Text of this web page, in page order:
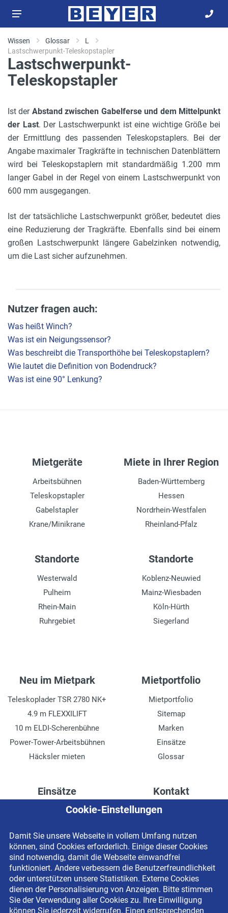
Wissen Glossar
L
Lastschwerpunkt-Teleskopstapler
Lastschwerpunkt-
Teleskopstapler
Ist der Abstand zwischen Gabelferse und dem Mittelpunkt
der Last. Der Lastschwerpunkt ist eine wichtige Größe bei
der Ermittlung des passenden Teleskopstaplers. Bei der
Angabe maximaler Tragkräfte in technischen Datenblättern
wird bei Teleskopstaplern mit standardmäßig 1.200 mm
langer Gabel in der Regel von einem Lastschwerpunkt von
600 mm ausgegangen.
Ist der tatsächliche Lastschwerpunkt größer, bedeutet dies
eine Reduzierung der Tragkräfte. Ebenfalls sind bei einem
großen Lastschwerpunkt längere Gabelzinken notwendig,
um die Last sicher aufzunehmen.
Nutzer fragen auch:
Was heißt Winch?
Was ist ein Neigungssensor?
Was beschreibt die Transporthöhe bei Teleskopstaplern?
Wie lautet die Definition von Bodendruck?
Was ist eine 90° Lenkung?
Mietgeräte
Arbeitsbühnen
Teleskopstapler
Gabelstapler
Krane/Minikrane
Miete in Ihrer Region
Baden-Württemberg
Hessen
Nordrhein-Westfalen
Rheinland-Pfalz
Standorte
Westerwald
Pulheim
Rhein-Main
Ruhrgebiet
Standorte
Koblenz-Neuwied
Mainz-Wiesbaden
Köln-Hürth
Siegerland
Neu im Mietpark
Teleskoplader TSR 2780 NK+
4.9 m FLEXXILIFT
10 m ELDI-Scherenbühne
Power-Tower-Arbeitsbühnen
Häcksler mieten
Mietportfolio
Mietportfolio
Sitemap
Marken
Einsätze
Glossar
Einsätze
Höhenzugang für
Drainage verlegen
Fassadenreinigung
Terrasse anlegen
Ladenbau
Kontakt
Kontaktformular
Impressum
Datenschutzerklärung
Newsletter-Anmeldung
Cookie-Einstellungen
Damit Sie unsere Webseite in vollem Umfang nutzen
können, sind Cookies erforderlich. Einige dieser Cookies
sind notwendig, damit die Webseite einwandfrei
funktioniert. Andere verbessern die Benutzerfreundlichkeit
oder unterstützen unsere Statistiken. Externe Cookies
dienen der Personalisierung von Anzeigen. Bitte stimmen
Sie der Verwendung aller Cookies zu. Ihre Einwilligung
können Sie jederzeit widerrufen. Einen entsprechenden